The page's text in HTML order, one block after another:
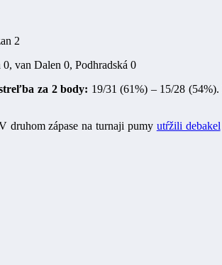
2
van Dalen 0, Podhradská 0
za 2 body: 19/31 (61%) – 15/28
druhom zápase na turnaji pumy utŕžili debakel